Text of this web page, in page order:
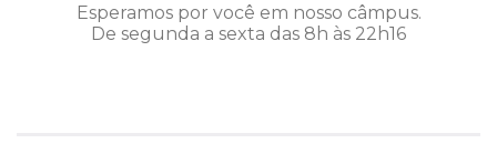
Esperamos por você em nosso câmpus.
De segunda a sexta das 8h às 22h16